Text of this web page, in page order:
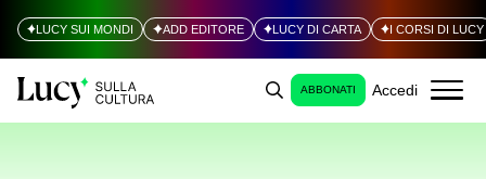
LUCY SUI MONDI ADD EDITORE LUCY DI CARTA I CORSI DI LUCY
ABBONATI Accedi